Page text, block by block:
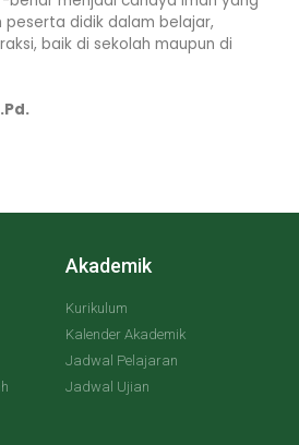
peserta didik dalam belajar,
baik di sekolah maupun di
Akademik
Kurikulum
Kalender Akademik
Jadwal Pelajaran
Jadwal Ujian